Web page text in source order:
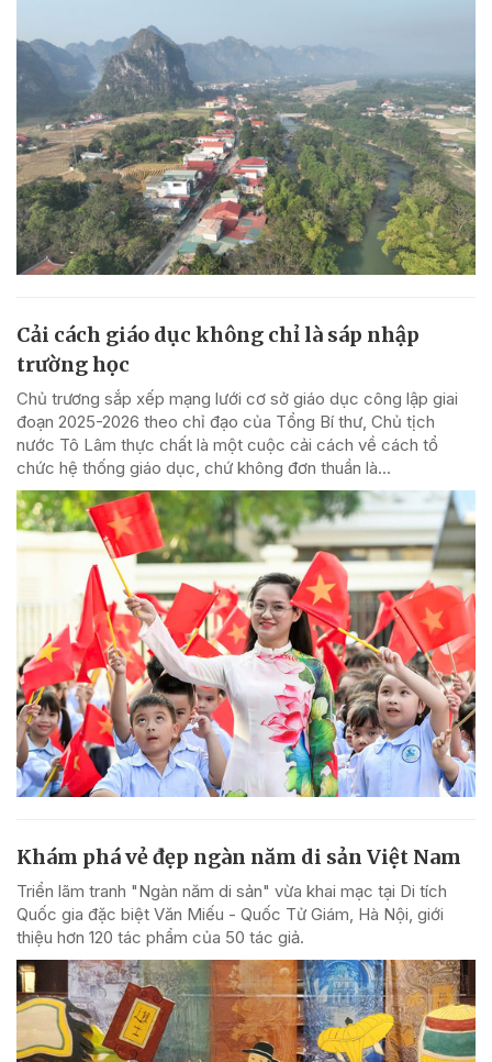
Cải cách giáo dục không chỉ là sáp nhập
trường học
Chủ trương sắp xếp mạng lưới cơ sở giáo dục công lập giai
đoạn 2025-2026 theo chỉ đạo của Tổng Bí thư, Chủ tịch
nước Tô Lâm thực chất là một cuộc cải cách về cách tổ
chức hệ thống giáo dục, chứ không đơn thuần là...
Khám phá vẻ đẹp ngàn năm di sản Việt Nam
Triển lãm tranh "Ngàn năm di sản" vừa khai mạc tại Di tích
Quốc gia đặc biệt Văn Miếu - Quốc Tử Giám, Hà Nội, giới
thiệu hơn 120 tác phẩm của 50 tác giả.